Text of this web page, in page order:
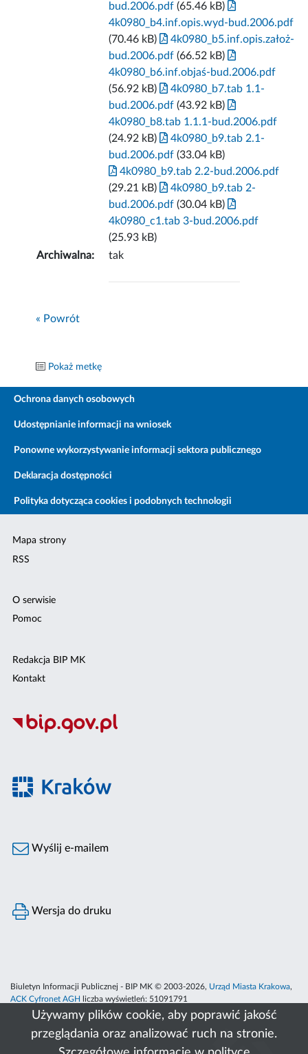
Używamy plików cookie, aby poprawić jakość
przeglądania oraz analizować ruch na stronie.
bud.2006.pdf (65.46 kB)
4k0980_b4.inf.opis.wyd-bud.2006.pdf
(70.46 kB)
4k0980_b5.inf.opis.założ-
bud.2006.pdf (66.52 kB)
4k0980_b6.inf.objaś-bud.2006.pdf
(56.92 kB)
4k0980_b7.tab 1.1-
bud.2006.pdf (43.92 kB)
4k0980_b8.tab 1.1.1-bud.2006.pdf
(24.92 kB)
4k0980_b9.tab 2.1-
bud.2006.pdf (33.04 kB)
4k0980_b9.tab 2.2-bud.2006.pdf
(29.21 kB)
4k0980_b9.tab 2-
bud.2006.pdf (30.04 kB)
4k0980_c1.tab 3-bud.2006.pdf
(25.93 kB)
Archiwalna:
tak
« Powrót
Pokaż metkę
Ochrona danych osobowych
Udostępnianie informacji na wniosek
Ponowne wykorzystywanie informacji sektora publicznego
Deklaracja dostępności
Polityka dotycząca cookies i podobnych technologii
Mapa strony
RSS
O serwisie
Pomoc
Redakcja BIP MK
Kontakt
Wyślij e-mailem
Wersja do druku
Biuletyn Informacji Publicznej - BIP MK © 2003-2026, Urząd Miasta Krakowa,
ACK Cyfronet AGH
liczba wyświetleń: 51091791